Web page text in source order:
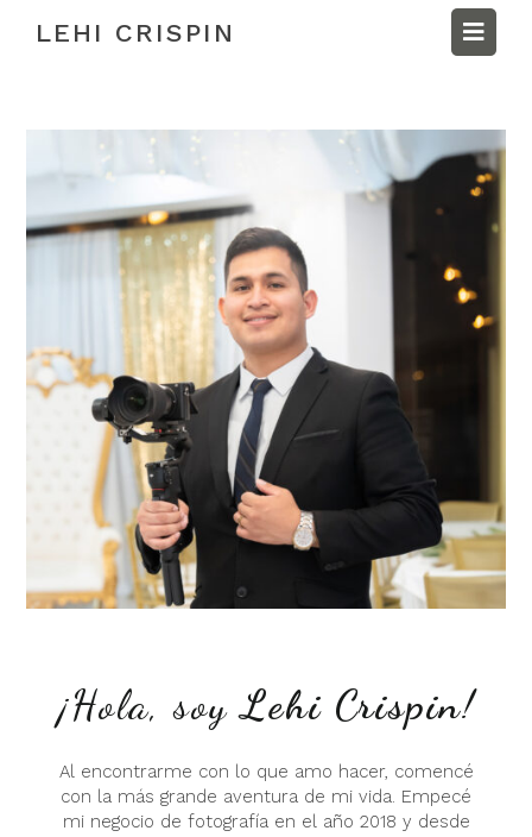
LEHI CRISPIN 
INICIO
PORTAFOLIO
SESION FOTOS
SESION BODAS
SOBRE LEHI
BLOG
CONTACTO
QUINCEAÑOS
CASA FERNANDINI
COBERTURA DE FIESTA
EXTERIOR
BODAS
BODAS RELIGIOSAS
¡Hola, soyLehi Crispin!
Al encontrarme con lo que amo hacer, comencé
con la más grande aventura de mi vida. Empecé
mi negocio de fotografía en el año 2018 y desde